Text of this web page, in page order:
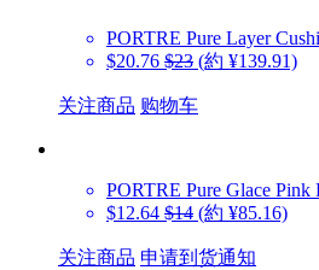
PORTRE Pure Layer
$20.76 $23 (約 ¥139.91)
关注商品 购物车
PORTRE Pure Glace Pink
$12.64 $14 (約 ¥85.16)
关注商品 申请到货通知